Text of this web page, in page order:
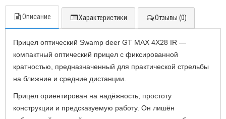
Описание Характеристики Отзывы (0)
Прицел оптический Swamp deer GT MAX 4X28 IR —
компактный оптический прицел с фиксированной
кратностью, предназначенный для практической стрельбы
на ближние и средние дистанции.
Прицел ориентирован на надёжность, простоту
конструкции и предсказуемую работу. Он лишён